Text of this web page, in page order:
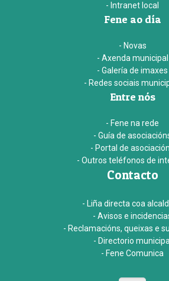
- Intranet local
Fene ao día
- Novas
- Axenda municipal
- Galería de imaxes
- Redes sociais
Entre nós
- Fene na rede
- Guía de
- Portal de
- Outros teléfonos de
Contacto
- Liña directa coa
- Avisos e
- Reclamacións, queixas e
- Directorio municipal
- Fene Comunica